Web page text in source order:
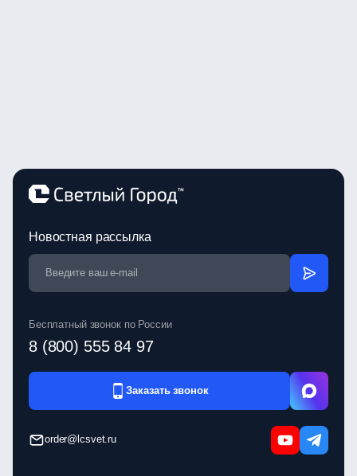
Новостная рассылка
Бесплатный звонок по России
8 (800) 555 84 97
Заказать звонок
order@lcsvet.ru